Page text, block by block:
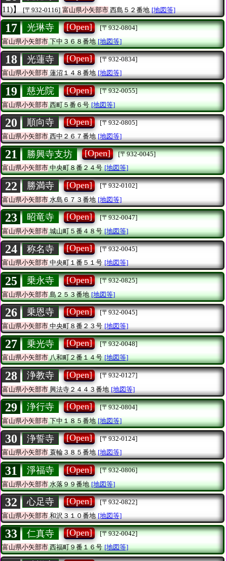
11)】
[〒932-0116] 富山県小矢部市 西島５２番地 [地図等]
17 光琳寺 [Open]
[〒932-0804]
富山県小矢部市下中３６８番地 [地図等]
18 光蓮寺 [Open]
[〒932-0834]
富山県小矢部市蓮沼１４８番地 [地図等]
19 慈光院 [Open]
[〒932-0055]
富山県小矢部市西町５番６号 [地図等]
20 順向寺 [Open]
[〒932-0805]
富山県小矢部市 西中２６７番地 [地図等]
21 勝興寺支坊 [Open]
[〒932-0045]
富山県小矢部市中央町８番２４号 [地図等]
22 勝満寺 [Open]
[〒932-0102]
富山県小矢部市 水島６７３番地 [地図等]
23 昭竜寺 [Open]
[〒932-0047]
富山県小矢部市城山町５番４８号 [地図等]
24 称名寺 [Open]
[〒932-0045]
富山県小矢部市中央町１番５１号 [地図等]
25 乗永寺 [Open]
[〒932-0825]
富山県小矢部市島２５３番地 [地図等]
26 乗恩寺 [Open]
[〒932-0045]
富山県小矢部市 中央町８番２３号 [地図等]
27 乗光寺 [Open]
[〒932-0048]
富山県小矢部市八和町２番１４号 [地図等]
28 浄教寺 [Open]
[〒932-0127]
富山県小矢部市 興法寺２４４３番地 [地図等]
29 浄行寺 [Open]
[〒932-0804]
富山県小矢部市下中１８５番地 [地図等]
30 浄誓寺 [Open]
[〒932-0124]
富山県小矢部市蓑輪３８５番地 [地図等]
31 淨福寺 [Open]
[〒932-0806]
富山県小矢部市水落９９番地 [地図等]
32 心足寺 [Open]
[〒932-0822]
富山県小矢部市 和沢３１０番地 [地図等]
33 仁真寺 [Open]
[〒932-0042]
富山県小矢部市西福町９番１６号 [地図等]